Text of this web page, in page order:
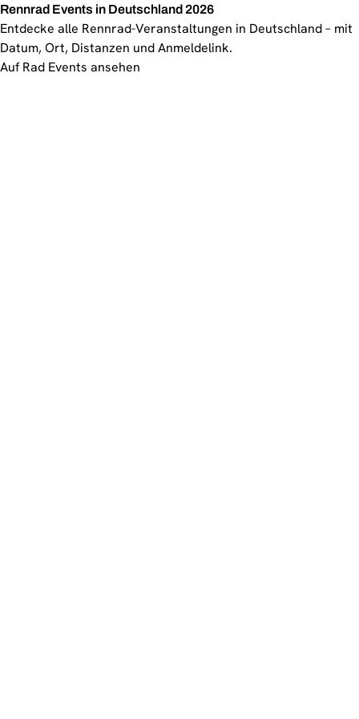
Rennrad Events in Deutschland 2026
Entdecke alle Rennrad-Veranstaltungen in Deutschland – mit
Datum, Ort, Distanzen und Anmeldelink.
Auf Rad Events ansehen